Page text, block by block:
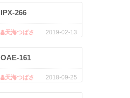
IPX-266
2019-02-13
天海つばさ
OAE-161
2018-09-25
天海つばさ